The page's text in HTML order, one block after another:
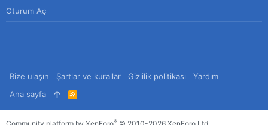
Oturum Aç
Bize ulaşın Şartlar ve kurallar Gizlilik politikası
Yardım
Ana sayfa
R
S
S
®